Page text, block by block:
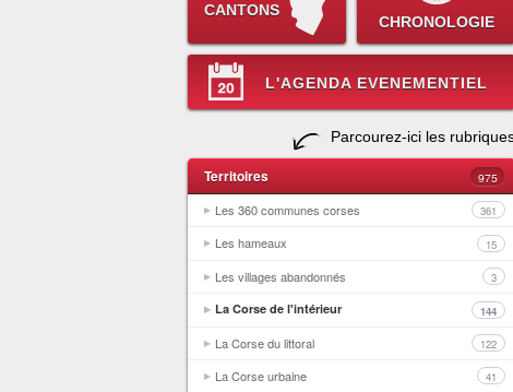
CANTONS
CHRONOLOGIE
L'AGENDA EVENEMENTIEL
Parcourez-ici les
Territoires 975
Les 360 communes corses 361
Les hameaux 15
Les villages abandonnés 3
La Corse de l'intérieur 144
La Corse du littoral 122
La Corse urbaine 41